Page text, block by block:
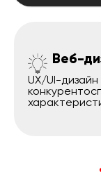
Веб-
UX/UI-